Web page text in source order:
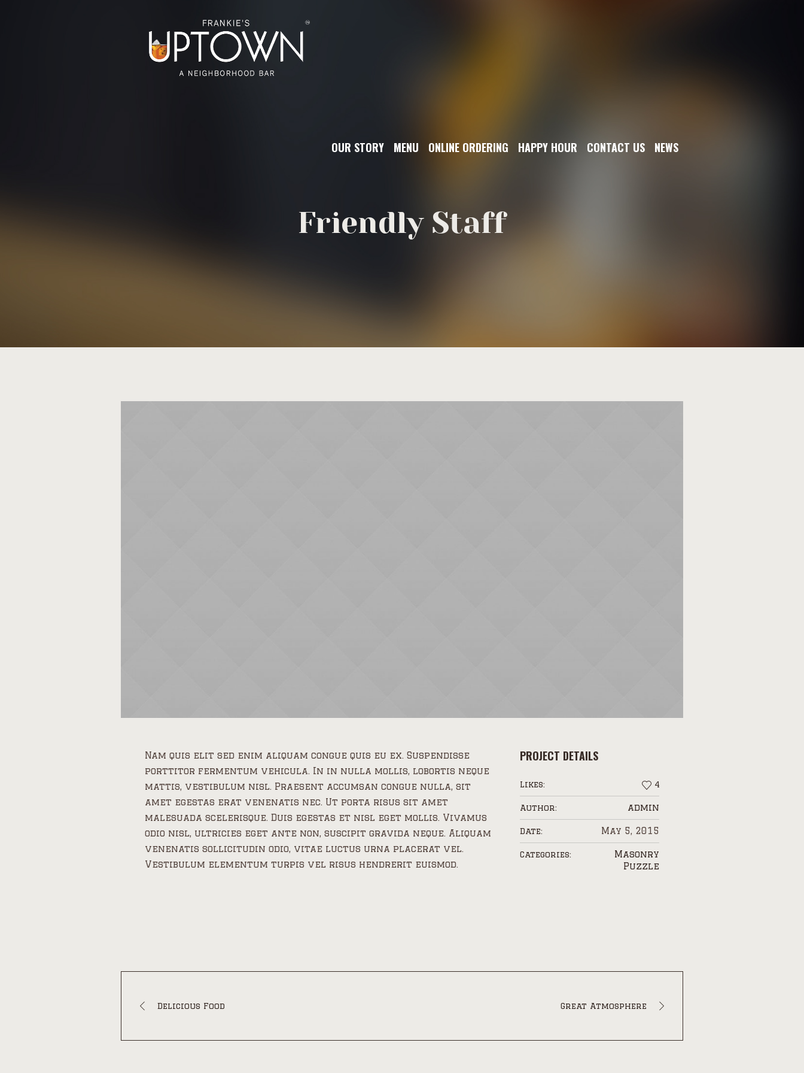
OUR STORY MENU ONLINE ORDERING HAPPY HOUR CONTACT US NEWS
Friendly Staff
Nam quis elit sed enim aliquam congue quis eu ex. Suspendisse
porttitor fermentum vehicula. In in nulla mollis, lobortis neque
mattis, vestibulum nisl. Praesent accumsan congue nulla, sit
amet egestas erat venenatis nec. Ut porta risus sit amet
malesuada scelerisque. Duis egestas et nisl eget mollis. Vivamus
odio nisl, ultricies eget ante non, suscipit gravida neque. Aliquam
venenatis sollicitudin odio, vitae luctus urna placerat vel.
Vestibulum elementum turpis vel risus hendrerit euismod.
PROJECT DETAILS
Likes: 4
Author: admin
Date: May 5, 2015
Categories:
Masonry
Puzzle
Delicious Food Great Atmosphere